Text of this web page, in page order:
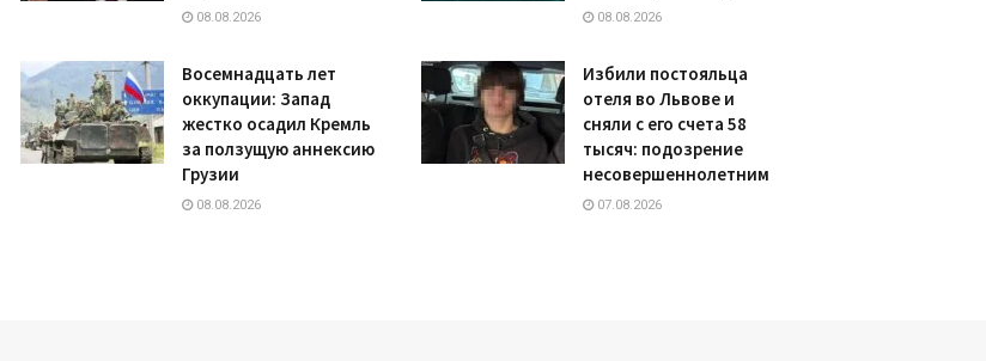
08.08.2026 08.08.2026
Восемнадцать лет
оккупации: Запад
жестко осадил Кремль
за ползущую аннексию
Грузии
08.08.2026
Избили постояльца
отеля во Львове и
сняли с его счета 58
тысяч: подозрение
несовершеннолетним
07.08.2026